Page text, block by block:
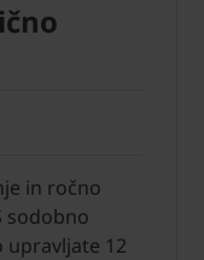
in ročno
sodobno
12